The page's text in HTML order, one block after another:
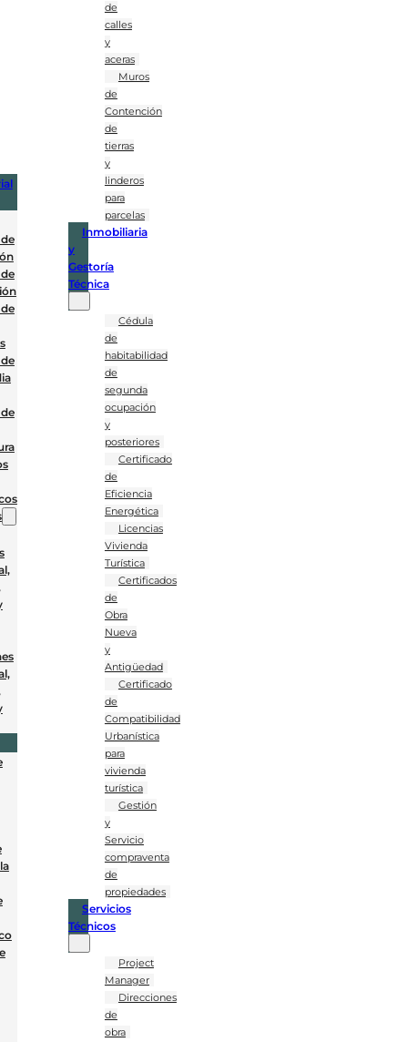
de
calles
y
aceras
Muros
de
Contención
de
tierras
y
linderos
para
parcelas
Inmobiliaria
y
Gestoría
Técnica
Cédula
de
habitabilidad
de
segunda
ocupación
y
posteriores
Certificado
de
Eficiencia
Energética
Licencias
Vivienda
Turística
Certificados
de
Obra
Nueva
y
Antigüedad
Certificado
de
Compatibilidad
Urbanística
para
vivienda
turística
Gestión
y
Servicio
compraventa
de
propiedades
Servicios
Técnicos
Project
Manager
Direcciones
de
obra